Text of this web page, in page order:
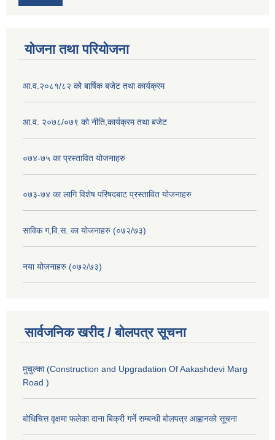
योजना तथा परियोजना
आ.व.२०८१/८२ को बार्षिक बजेट तथा कार्यक्रम
आ.व. २०७८/०७९ को नीति,कार्यक्रम तथा बजेट
०७४-७५ का प्रस्तावित योजनाहरु
०७३-७४ का लागि विशेष परिषदबाट प्रस्तावित योजनाहरु
साविक ग,वि.स. का योजनाहरु (०७२/७३)
नया योजनाहरु (०७२/७३)
सार्वजनिक खरीद / बोलपत्र सूचना
मुचुल्का (Construction and Upgradation Of Aakashdevi Marg
Road )
बोधिचित्त वृक्षमा फलेका दाना बिक्री गर्ने सम्बन्धी बोलपत्र आह्वानको सूचना